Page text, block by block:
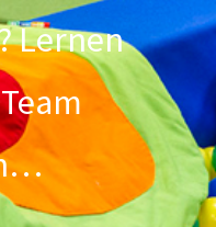
Lernen